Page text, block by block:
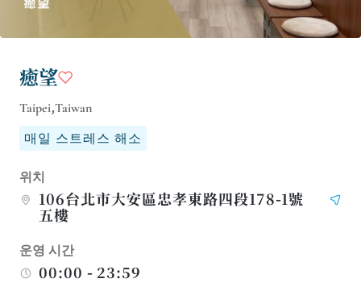
癒望
Taipei,Taiwan
매일 스트레스 해소
위치
106台北市大安區忠孝東路四段178-1號
五樓
운영 시간
00:00 - 23:59